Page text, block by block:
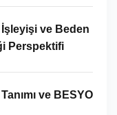
İşleyişi ve Beden
Perspektifi
ve BESYO